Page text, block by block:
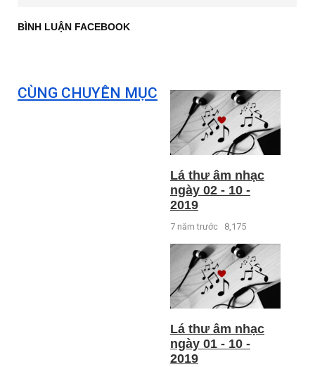
BÌNH LUẬN FACEBOOK
CÙNG CHUYÊN MỤC
Lá thư âm nhạc
ngày 02 - 10 -
2019
7 năm trước 8,175
Lá thư âm nhạc
ngày 01 - 10 -
2019